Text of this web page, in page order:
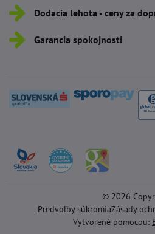
Dodacia lehota - ceny za
Garancia spokojnosti
© 2026
Predvoľby súkromiaZásady
Vytvorené pomocou: